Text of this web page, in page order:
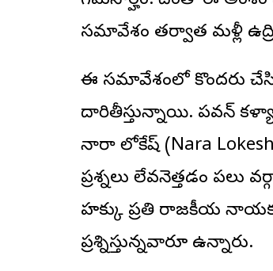
సమావేశం తర్వాత మళ్లీ
ఈ సమావేశంలో కొందరు
దారితీస్తున్నాయి. పవన్
నారా లోకేష్ (Nara
ప్రశ్నలు లేవనెత్తడం పలు
హక్కు ప్రతి రాజకీయ
ప్రశ్నిస్తున్నవారూ ఉన్నారు.